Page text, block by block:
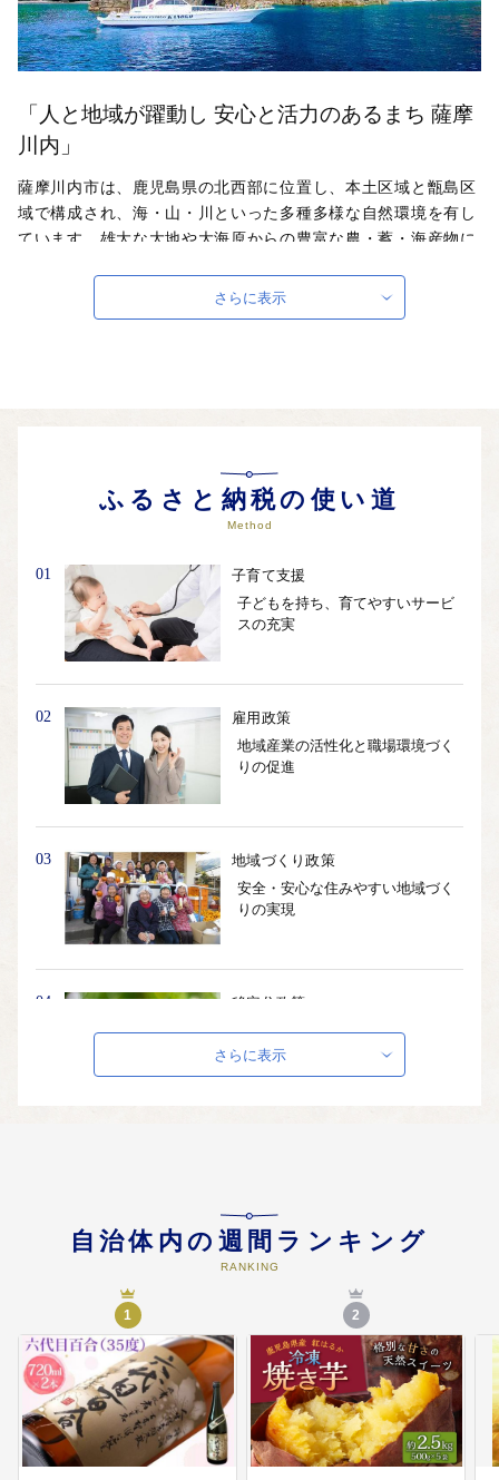
「人と地域が躍動し 安心と活力のあるまち 薩摩
川内」
薩摩川内市は、鹿児島県の北西部に位置し、本土区域と甑島区
域で構成され、海・山・川といった多種多様な自然環境を有し
ています。雄大な大地や大海原からの豊富な農・蓄・海産物に
など数多くの文化遺産が各地域で受け継がれる、魅力に溢れる
まちです。ふるさと納税のお礼として、薩摩川内市の特産品を
さらに表示
ふるさと納税の使い道
Method
01
子育て支援
子どもを持ち、育てやすいサービ
スの充実
02
雇用政策
地域産業の活性化と職場環境づく
りの促進
03
地域づくり政策
安全・安心な住みやすい地域づく
りの実現
04
移定住政策
移定住しやすい制度の充実
観光物産ビジネスの展開
新型コロナウイルス感染症等の発
生・蔓延防止対策の充実
07
川内駅コンベンションセンター
さらに表示
自治体内の週間ランキング
RANKING
1 2